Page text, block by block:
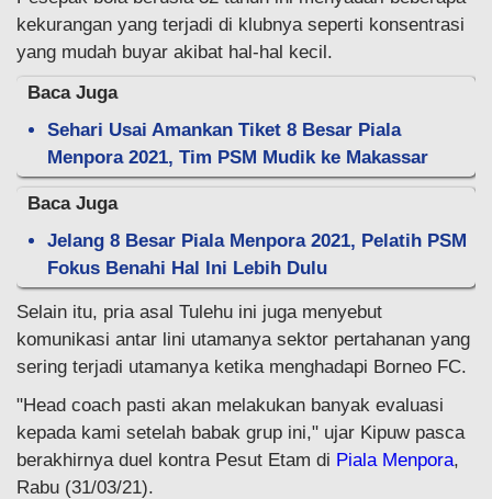
kekurangan yang terjadi di klubnya seperti konsentrasi
yang mudah buyar akibat hal-hal kecil.
Baca Juga
Sehari Usai Amankan Tiket 8 Besar Piala
Menpora 2021, Tim PSM Mudik ke Makassar
Baca Juga
Jelang 8 Besar Piala Menpora 2021, Pelatih PSM
Fokus Benahi Hal Ini Lebih Dulu
Selain itu, pria asal Tulehu ini juga menyebut
komunikasi antar lini utamanya sektor pertahanan yang
sering terjadi utamanya ketika menghadapi Borneo FC.
"Head coach pasti akan melakukan banyak evaluasi
kepada kami setelah babak grup ini," ujar Kipuw pasca
berakhirnya duel kontra Pesut Etam di Piala Menpora,
Rabu (31/03/21).